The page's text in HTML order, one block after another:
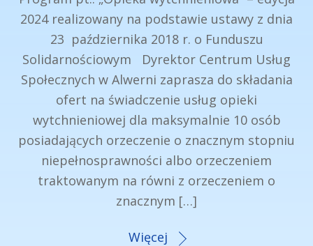
2024 realizowany na podstawie ustawy z dnia
23 października 2018 r. o Funduszu
Solidarnościowym Dyrektor Centrum Usług
Społecznych w Alwerni zaprasza do składania
ofert na świadczenie usług opieki
wytchnieniowej dla maksymalnie 10 osób
posiadających orzeczenie o znacznym stopniu
niepełnosprawności albo orzeczeniem
traktowanym na równi z orzeczeniem o
znacznym […]
Więcej